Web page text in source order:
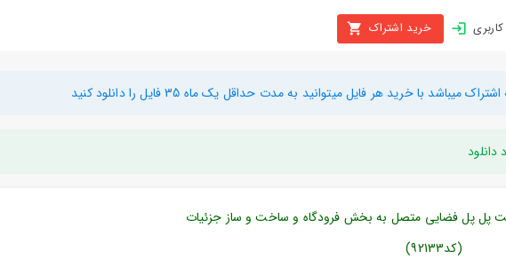
اشتراک
با خرید هر فایل میتوانید به مدت حداقل یک ماه 35 فایل را دانلود کنید
پل پل فضایی متصل به بخش فرودگاه و ساخت و ساز جزئیات
(کد92133)